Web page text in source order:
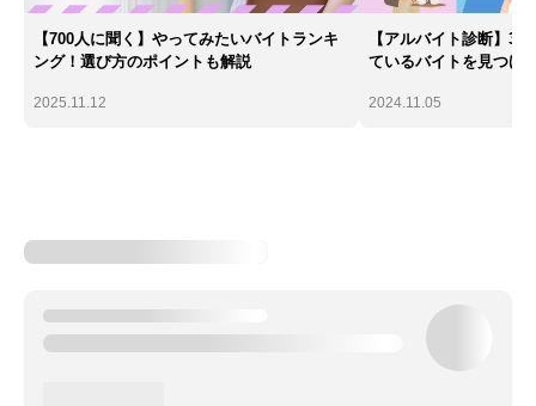
【700人に聞く】やってみたいバイトランキ
ング！選び方のポイントも解説
2025.11.12
【アルバイト診断】
ているバイトを見つけ
2024.11.05